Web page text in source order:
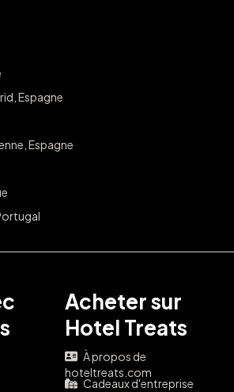
Espagne
Espagne
Acheter sur
Hotel Treats
À propos de
hoteltreats.com
Cadeaux d'entreprise